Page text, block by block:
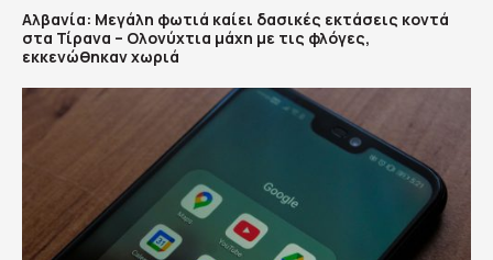
Αλβανία: Μεγάλη φωτιά καίει δασικές εκτάσεις κοντά
στα Τίρανα – Ολονύχτια μάχη με τις φλόγες,
εκκενώθηκαν χωριά